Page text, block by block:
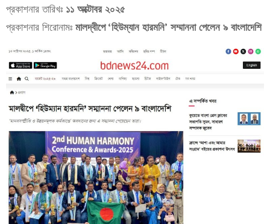
প্রকাশনার তারিখঃ ১১ অক্টোবর ২০২৫
প্রকাশনার শিরোনামঃ মালদ্বীপে ‘হিউম্যান হারমনি’ সম্মাননা পেলেন ৯ বাংলাদেশি